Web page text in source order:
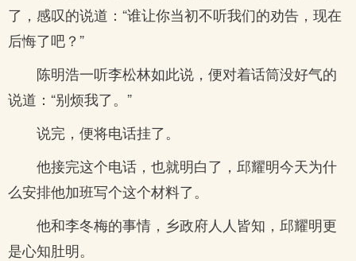
了，感叹的说道：“谁让你当初不听我们的劝告，现在
后悔了吧？”
陈明浩一听李松林如此说，便对着话筒没好气的
说道：“别烦我了。”
说完，便将电话挂了。
他接完这个电话，也就明白了，邱耀明今天为什
么安排他加班写个这个材料了。
他和李冬梅的事情，乡政府人人皆知，邱耀明更
是心知肚明。